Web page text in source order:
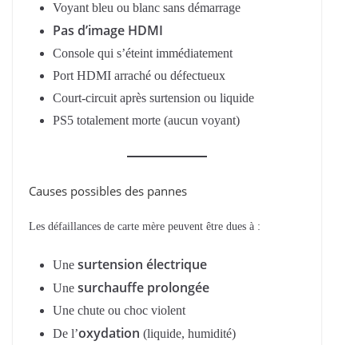
Voyant bleu ou blanc sans démarrage
Pas d’image HDMI
Console qui s’éteint immédiatement
Port HDMI arraché ou défectueux
Court-circuit après surtension ou liquide
PS5 totalement morte (aucun voyant)
Causes possibles des pannes
Les défaillances de carte mère peuvent être dues à :
Une surtension électrique
Une surchauffe prolongée
Une chute ou choc violent
De l’oxydation (liquide, humidité)